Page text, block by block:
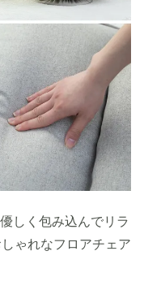
しく包み込んでリラ
ゃれなフロアチェア